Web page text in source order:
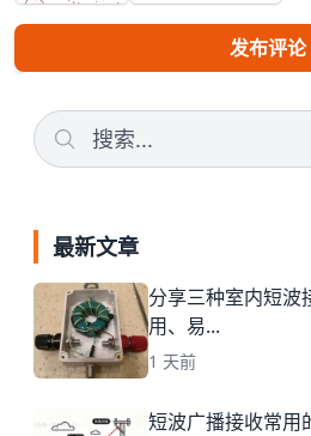
发布评论
最新文章
分享三种室内短波
用、易...
1 天前
短波广播接收常用